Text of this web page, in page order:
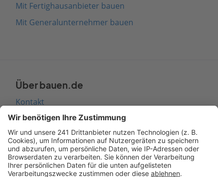
Mit Fertighausanbieter bauen
Mit Generalunternehmer bauen
Über bauen.de
Kontakt
Seitenaufbau
Barrierefreiheit
Cookie Einstellungen